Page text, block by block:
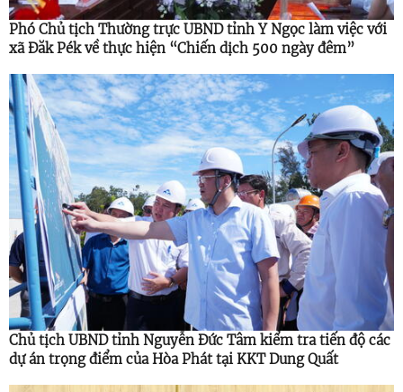
Phó Chủ tịch Thường trực UBND tỉnh Y Ngọc làm việc với
xã Đăk Pék về thực hiện “Chiến dịch 500 ngày đêm”
Chủ tịch UBND tỉnh Nguyễn Đức Tâm kiểm tra tiến độ các
dự án trọng điểm của Hòa Phát tại KKT Dung Quất